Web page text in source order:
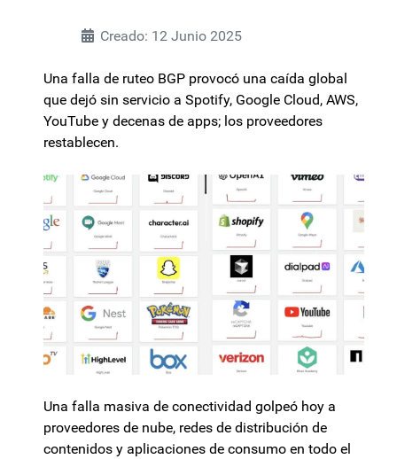
Creado: 12 Junio 2025
Una falla de ruteo BGP provocó una caída global
que dejó sin servicio a Spotify, Google Cloud, AWS,
YouTube y decenas de apps; los proveedores
restablecen.
Una falla masiva de conectividad golpeó hoy a
proveedores de nube, redes de distribución de
contenidos y aplicaciones de consumo en todo el